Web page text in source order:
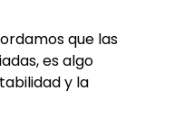
que las
es algo
y la